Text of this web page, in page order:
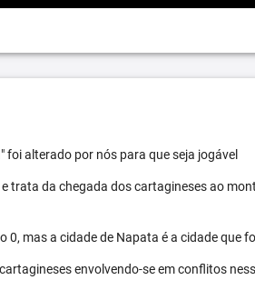
foi alterado por nós para que seja jogável
trata da chegada dos cartagineses ao
0, mas a cidade de Napata é a cidade que
envolvendo-se em conflitos